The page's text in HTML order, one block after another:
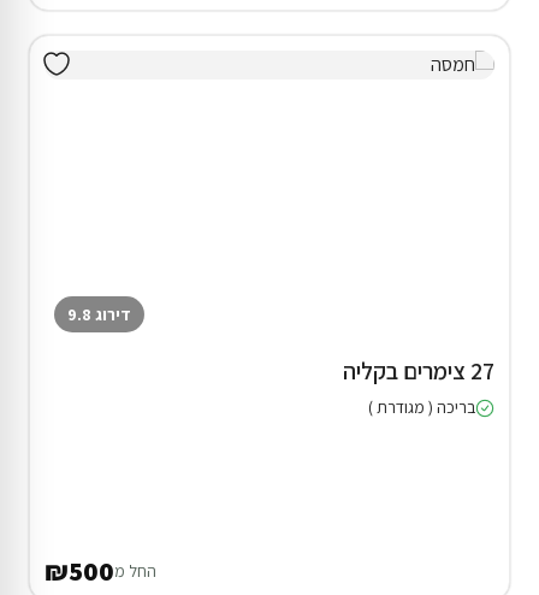
דירוג 9.8
27 צימרים בקליה
בריכה ( מגודרת )
החל מ₪500